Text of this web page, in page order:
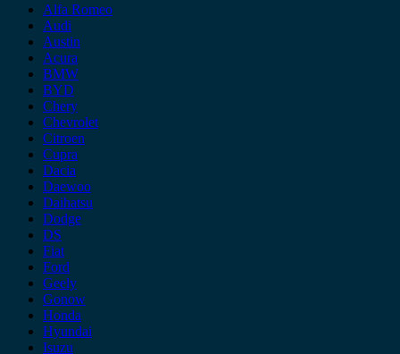
Alfa Romeo
Audi
Austin
Acura
BMW
BYD
Chery
Chevrolet
Citroen
Cupra
Dacia
Daewoo
Daihatsu
Dodge
DS
Fiat
Ford
Geely
Gonow
Honda
Hyundai
Isuzu